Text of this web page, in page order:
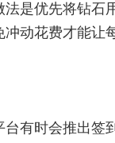
是优先将钻石
动花费才能让
有时会推出签